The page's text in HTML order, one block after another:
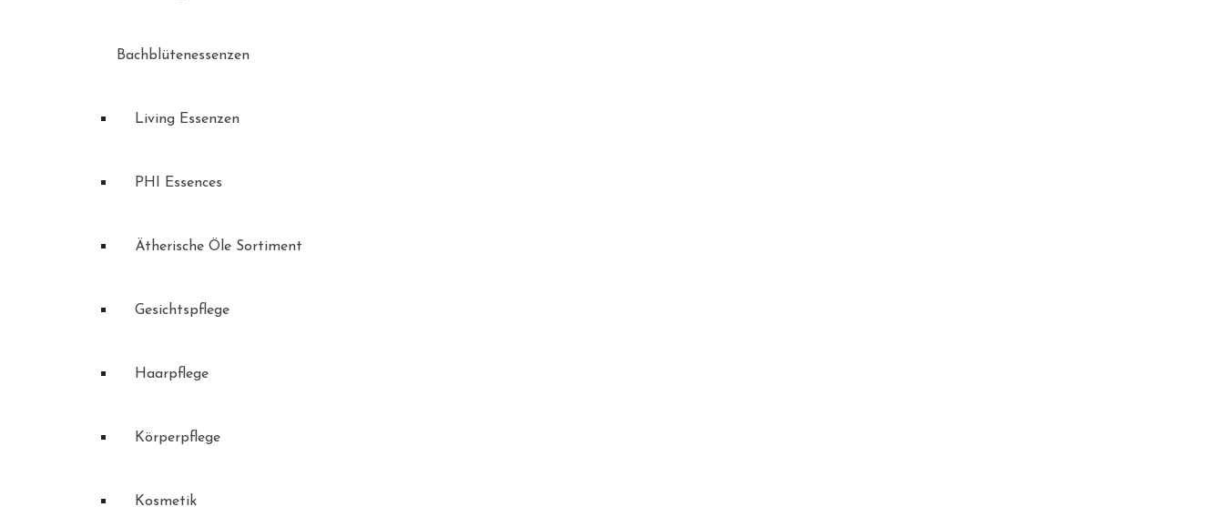
Bachblütenessenzen
Living Essenzen
PHI Essences
Ätherische Öle Sortiment
Gesichtspflege
Haarpflege
Körperpflege
Kosmetik